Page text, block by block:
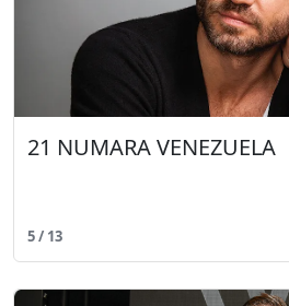
21 NUMARA VENEZUELA
5 / 13